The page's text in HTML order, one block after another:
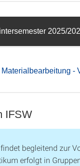
2025/
Materialbearbeitung -
IFSW
begleitend zur
erfolgt in